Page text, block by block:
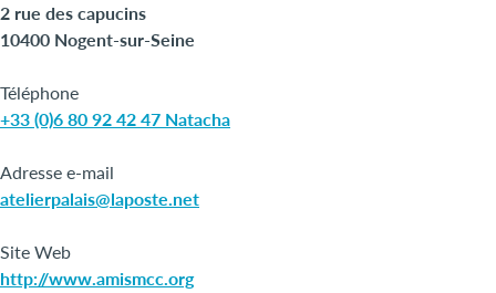
2 rue des capucins
10400 Nogent-sur-Seine
Téléphone
+33 (0)6 80 92 42 47 Natacha
Adresse e-mail
atelierpalais@laposte.net
Site Web
http://www.amismcc.org